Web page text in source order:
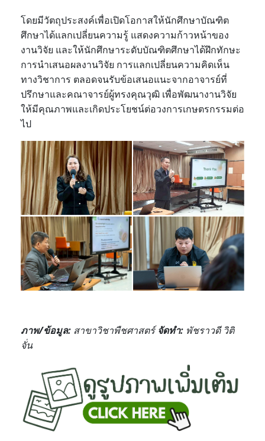
โดยมีวัตถุประสงค์เพื่อเปิดโอกาสให้นักศึกษาบัณฑิต
ศึกษาได้แลกเปลี่ยนความรู้ แสดงความก้าวหน้าของ
งานวิจัย และให้นักศึกษาระดับบัณฑิตศึกษาได้ฝึกทักษะ
การนำเสนอผลงานวิจัย การแลกเปลี่ยนความคิดเห็น
ทางวิชาการ ตลอดจนรับข้อเสนอแนะจากอาจารย์ที่
ปรึกษาและคณาจารย์ผู้ทรงคุณวุฒิ เพื่อพัฒนางานวิจัย
ให้มีคุณภาพและเกิดประโยชน์ต่อวงการเกษตรกรรมต่อ
ไป
ภาพ/ข้อมูล: สาขาวิชาพืชศาสตร์จัดทำ: พัชราวดี วิติ
จั่น